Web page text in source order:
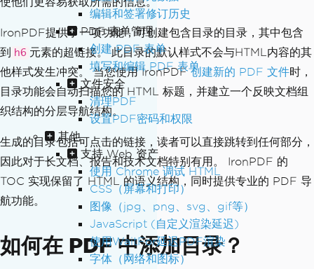
编辑和签署修订历史
PDF 表单管理
创建 PDF 表单
填写和编辑 PDF 表单
文件安全
清理PDF
设置PDF密码和权限
其他
支持 Web 资产
使用 Chrome 调试 HTML
CSS（屏幕和打印）
图像（jpg、png、svg、gif等）
JavaScript (自定义渲染延迟)
使用WaitFor延迟PDF渲染
字体（网络和图标）
IronPDF提供了一项功能，可创建包含目录的目录，其中包含
到
h6 元素的超链接。 此目录的默认样式不会与HTML内容的其
他样式发生冲突。 当您使用 IronPDF创建新的 PDF 文件时，
目录功能会自动扫描您的 HTML 标题，并建立一个反映文档组
织结构的分层导航结构。
生成的目录包括可点击的链接，读者可以直接跳转到任何部分，
因此对于长文档、报告和技术文档特别有用。 IronPDF 的
TOC 实现保留了 HTML 的语义结构，同时提供专业的 PDF 导
航功能。
如何在 PDF 中添加目录？